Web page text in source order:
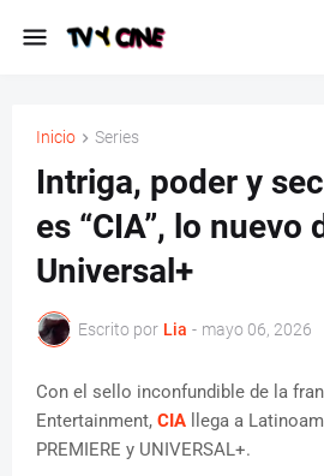
Inicio Series
Intriga, poder y
es “CIA”, lo nuevo
Universal+
Escrito por Lia - mayo 06, 2026
Con el sello inconfundible de la
Entertainment, CIA llega a
PREMIERE y UNIVERSAL+.